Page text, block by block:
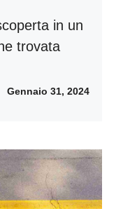
in un
trovata
Gennaio 31, 2024